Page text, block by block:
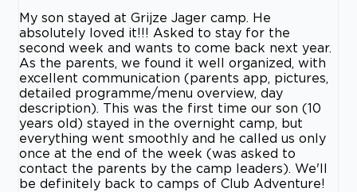
My son stayed at Grijze Jager camp. He
absolutely loved it!!! Asked to stay for the
second week and wants to come back next year.
As the parents, we found it well organized, with
excellent communication (parents app, pictures,
detailed programme/menu overview, day
description). This was the first time our son (10
years old) stayed in the overnight camp, but
everything went smoothly and he called us only
once at the end of the week (was asked to
contact the parents by the camp leaders). We'll
be definitely back to camps of Club Adventure!